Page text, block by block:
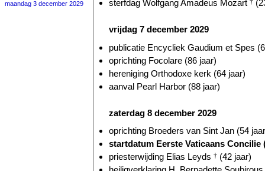
maandag 3 december 2029
sterfdag Wolfgang Amadeus Mozart †
vrijdag 7 december 2029
publicatie Encycliek Gaudium et Spes
oprichting Focolare (86 jaar)
hereniging Orthodoxe kerk (64 jaar)
aanval Pearl Harbor (88 jaar)
zaterdag 8 december 2029
oprichting Broeders van Sint Jan (54
startdatum Eerste Vaticaans Concilie
priesterwijding Elias Leyds † (42 jaar)